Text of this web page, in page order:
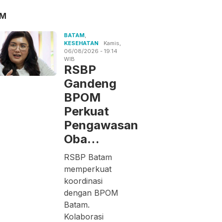
BATAM
KESEHATAN
Kamis,
06/08/2026 - 19:14
WIB
RSBP
Gandeng
BPOM
Perkuat
Pengawasan
Oba…
RSBP Batam
memperkuat
koordinasi
dengan BPOM
Batam.
Kolaborasi